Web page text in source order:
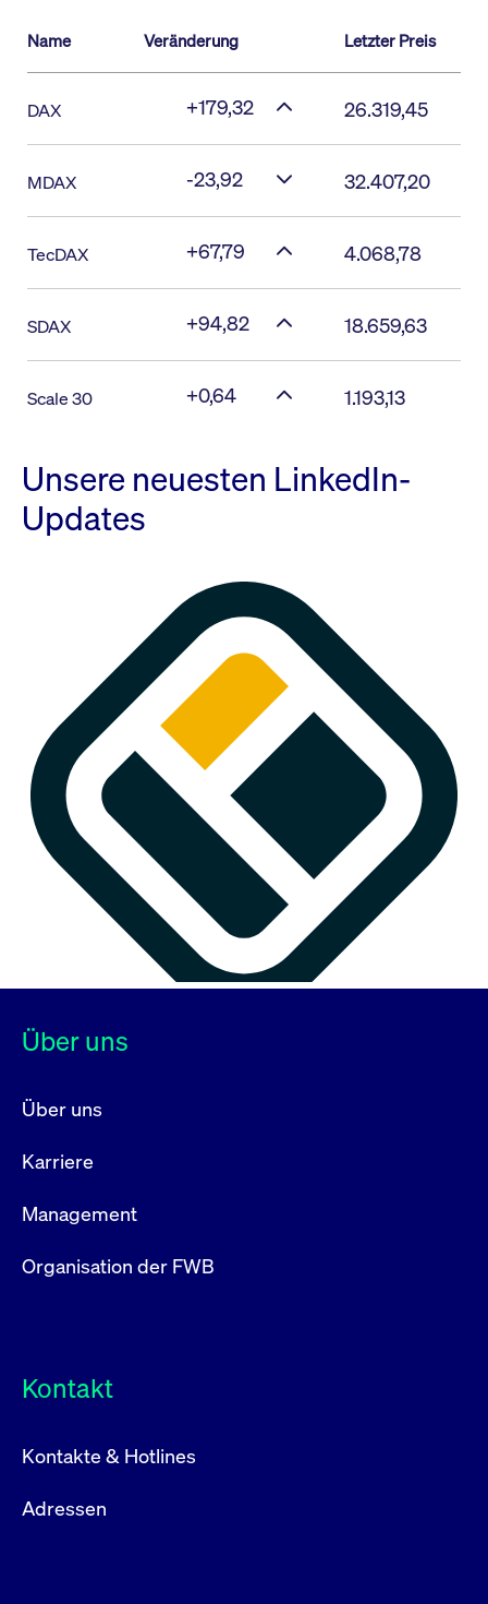
Name Veränderung Letzter Preis
DAX +179,32 26.319,45
MDAX -23,92 32.407,20
TecDAX +67,79 4.068,78
SDAX +94,82 18.659,63
Scale 30 +0,64 1.193,13
Unsere neuesten LinkedIn-
Updates
Über uns
Über uns
Karriere
Management
Organisation der FWB
Kontakt
Kontakte & Hotlines
Adressen